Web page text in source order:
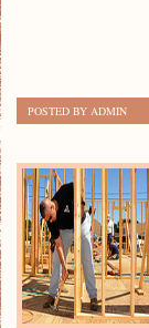
POSTED BY ADMIN